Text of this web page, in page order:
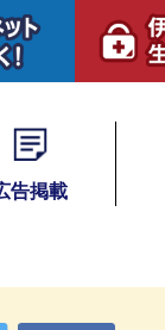
告掲載